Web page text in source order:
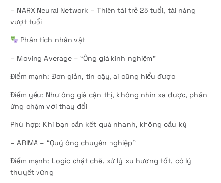
– NARX Neural Network – Thiên tài trẻ 25 tuổi, tài năng
vượt tuổi
Phân tích nhân vật
– Moving Average – “Ông già kinh nghiệm”
Điểm mạnh: Đơn giản, tin cậy, ai cũng hiểu được
Điểm yếu: Như ông già cận thị, không nhìn xa được, phản
ứng chậm với thay đổi
Phù hợp: Khi bạn cần kết quả nhanh, không cầu kỳ
– ARIMA – “Quý ông chuyên nghiệp”
Điểm mạnh: Logic chặt chẽ, xử lý xu hướng tốt, có lý
thuyết vững